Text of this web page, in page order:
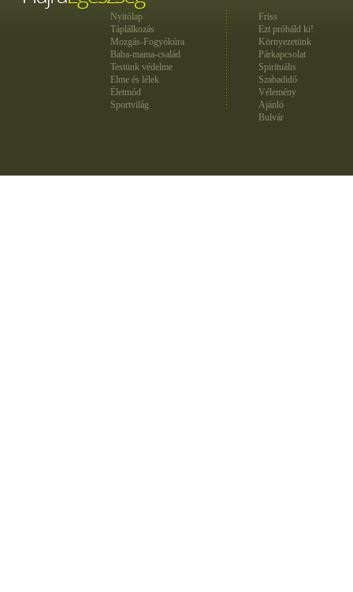
Nyitólap
Táplálkozás
Mozgás-Fogyókúra
Baba-mama-család
Testünk védelme
Elme és lélek
Életmód
Sportvilág
Friss
Ezt próbáld ki!
Környezetünk
Párkapcsolat
Spirituális
Szabadidő
Vélemény
Ajánló
Bulvár